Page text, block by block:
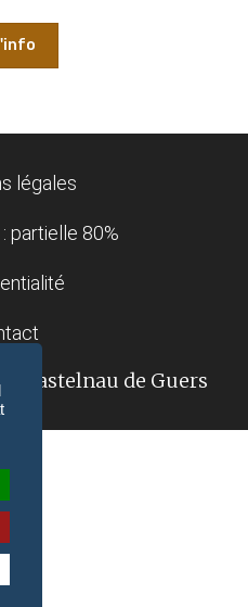
légales
partielle 80%
Castelnau de Guers